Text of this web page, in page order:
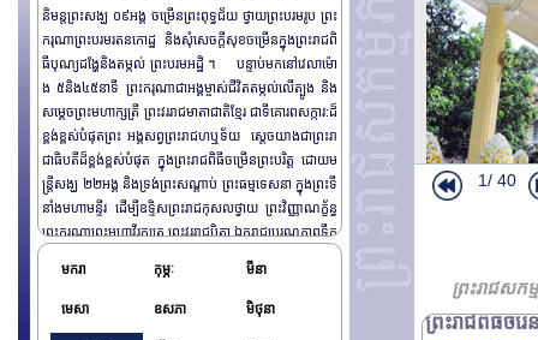
និមន្តព្រះសង្ឃ ០៩អង្គ ចម្រើនព្រះពុទ្ធជ័យ ថ្វាយព្រះបរមរូប ព្រះ
ករុណាព្រះបរមរតនកោដ្ឋ និងសុំសេចក្តីសុខចម្រើនក្នុងព្រះរាជពិ
ធីបុណ្យដង្ហែ​និងតម្កល់ ព្រះបរមអដ្ឋិ ។ បន្ទាប់មកនៅវេលា​ម៉ោ
ង ៥និង​៤៥នាទី ព្រះករុណាជាអង្គម្ចាស់ជីវិតតម្កល់លើត្បូង និង
សម្តេចព្រះមហាក្សត្រី ព្រះវររាជមាតាជាតិខ្មែរ ជាទីគោរពសក្ការ:ដ៏
ខ្ពង់ខ្ពស់បំផុតព្រះ អង្គសព្វព្រះរាជហឬទ័យ សេ្តចយាងជាព្រះរា
ជាធិបតីដ៏ខ្ពង់ខ្ពស់បំផុត ក្នុងព្រះរាជពិធីចម្រើនព្រះបរិត្ត​ ដោយម
ន្ត្រីសង្ឃ ២២អង្គ និងទ្រង់ព្រះសណ្តាប់ ព្រះធម្មទេសនា ក្នុងព្រះទី
នាំងមហាមន្ទីរ ដើម្បីឧទិ្ទសព្រះរាជកុសលថ្វាយ ព្រះវិញ្ញាណក្ខ័ន្ធ
ព្រះករុណាព្រះមហាវីរក្សត្រ ព្រះវររាជបិតា ឯករាជ្យបូរណភាពទឹក
ខ្ពស់បំផុតនៃយើង។ យាងនិងអញ្ជើញចូលរួមដង្ហែក្នុង ព្រះរាជពិធី
បុណ្យ នាឱកាសនោះមាន សម្តេចអគ្គមហាព ញាចក្រី ហេង សំរិ
មករា កុម្ភៈ មីនា
មេសា ឧសភា មិថុនា
1/ 40
ព្រះរាជសក
ព្រះរាជពិធីតម្
ព្រះរាជពិធីថ្វ
ព្រះរាជពិធីស្ត
រាជពិធីដង្ហែព្
ព្រះរាជពិធីដង្
ព្រះរាជពិធីដង្
ព្រះរាជពិធីយ
ព្រះរាជពិធីចំរ